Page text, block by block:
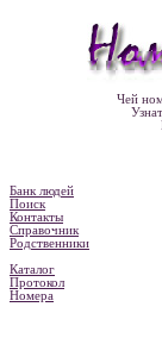
Чей
Банк людей
Поиск
Контакты
Справочник
Родственники
Каталог
Протокол
Номера